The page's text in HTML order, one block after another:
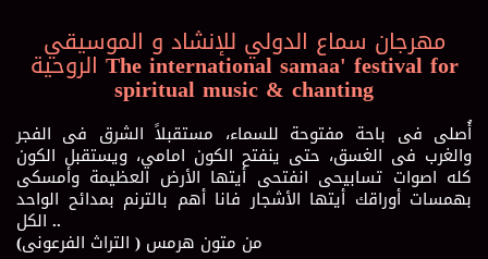
مهرجان سماع الدولي للإنشاد و الموسيقي
الروحية The international samaa' festival for
spiritual music & chanting
أُصلى فى باحة مفتوحة للسماء، مستقبلاً الشرق فى الفجر
والغرب فى الغسق، حتى ينفتح الكون امامي، ويستقبل الكون
كله اصوات تسابيحى انفتحى أيتها الأرض العظيمة وأمسكى
بهمسات أوراقك أيتها الأشجار فانا أهم بالترنم بمدائح الواحد
الكل ..
من متون هرمس ( التراث الفرعونى)